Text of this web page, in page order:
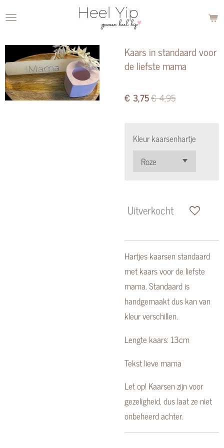
Ga
hoofdinhoud
Kaars in standaard voor
de liefste mama
€ 3,75€ 4,95
Kleur kaarsenhartje
Uitverkocht
Hartjes kaarsen standaard
met kaars voor de liefste
mama. Standaard is
handgemaakt dus kan van
kleur verschillen.
Lengte kaars: 13cm
Tekst lieve mama
Let op! Kaarsen zijn voor
gezeligheid, dus laat ze niet
onbeheerd achter.